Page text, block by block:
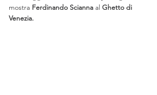
mostra Ferdinando Scianna al Ghetto di
Venezia.